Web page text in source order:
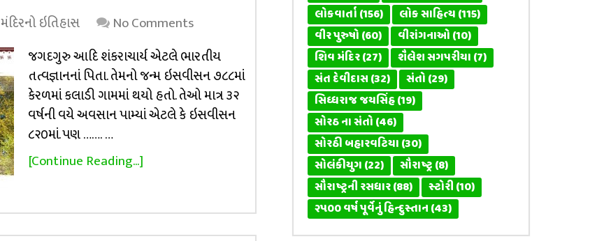
મંદિરનો ઇતિહાસ
No Comments
જગદગુરુ આદિ શંકરાચાર્ય એટલે ભારતીય
તત્વજ્ઞાનનાં પિતા. તેમનો જન્મ ઇસવીસન ૭૮૮માં
કેરળમાં કલાડી ગામમાં થયો હતો. તેઓ માત્ર ૩૨
વર્ષની વયે અવસાન પામ્યાં એટલે કે ઇસવીસન
૮૨૦માં. પણ ……. …
[Continue Reading...]
લોકવાર્તા(156) લોક સાહિત્ય(115)
વીર પુરુષો(60) વીરાંગનાઓ(10)
શિવ મંદિર(27) શૈલેશ સગપરીયા(7)
સંત દેવીદાસ(32) સંતો(29)
સિધ્ધરાજ જયસિંહ(19)
સોરઠ ના સંતો(46)
સોરઠી બહારવટિયા(30)
સોલંકીયુગ(22) સૌરાષ્ટ્ર(8)
સૌરાષ્ટ્રની રસધાર(88) સ્ટોરી(10)
૨૫૦૦ વર્ષ પૂર્વેનું હિન્દુસ્તાન(43)